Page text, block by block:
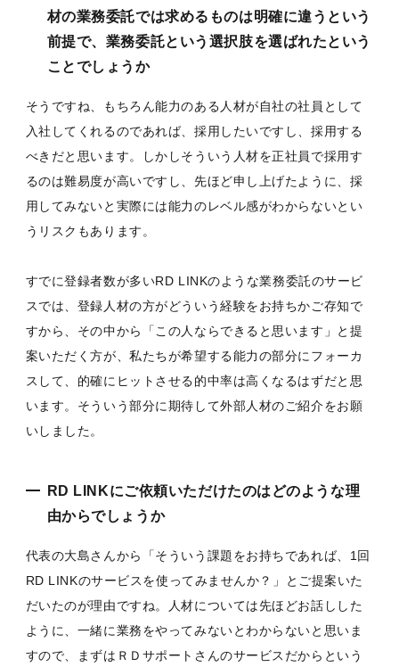
材の業務委託では求めるものは明確に違うという
前提で、業務委託という選択肢を選ばれたという
ことでしょうか
そうですね、もちろん能力のある人材が自社の社員として
入社してくれるのであれば、採用したいですし、採用する
べきだと思います。しかしそういう人材を正社員で採用す
るのは難易度が高いですし、先ほど申し上げたように、採
用してみないと実際には能力のレベル感がわからないとい
うリスクもあります。
すでに登録者数が多いRD LINKのような業務委託のサービ
スでは、登録人材の方がどういう経験をお持ちかご存知で
すから、その中から「この人ならできると思います」と提
案いただく方が、私たちが希望する能力の部分にフォーカ
スして、的確にヒットさせる的中率は高くなるはずだと思
います。そういう部分に期待して外部人材のご紹介をお願
いしました。
RD LINKにご依頼いただけたのはどのような理
由からでしょうか
代表の大島さんから「そういう課題をお持ちであれば、1回
RD LINKのサービスを使ってみませんか？」とご提案いた
だいたのが理由ですね。人材については先ほどお話しした
ように、一緒に業務をやってみないとわからないと思いま
すので、まずはＲＤサポートさんのサービスだからという